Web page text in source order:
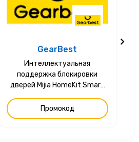
GearBest
Интеллектуальная
поддержка блокировки
дверей Mijia HomeKit Smart
Промокод